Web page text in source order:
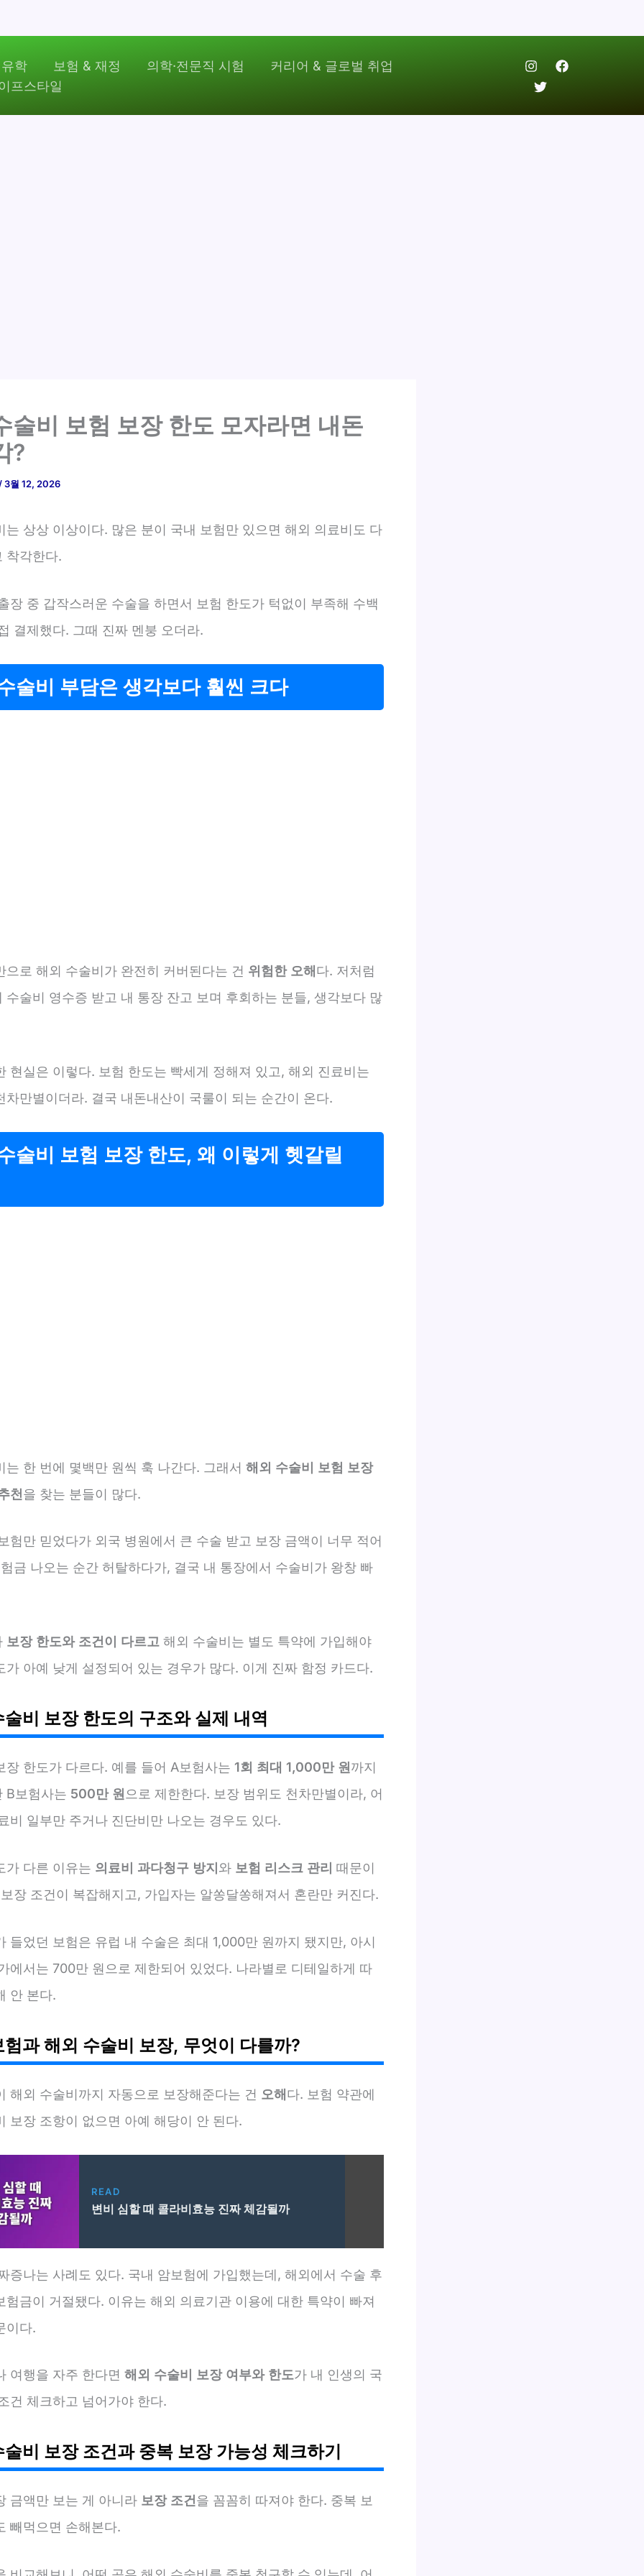
학 보험 & 재정 의학·전문직 시험
커리어 & 글로벌 취업
프스타일
술비 보험 보장 한도 모자라면 내돈
?
3월 12, 2026
는 상상 이상이다. 많은 분이 국내 보험만 있으면 해외 의료비도 다
착각한다.
장 중 갑작스러운 수술을 하면서 보험 한도가 턱없이 부족해 수백
결제했다. 그때 진짜 멘붕 오더라.
술비 부담은 생각보다 훨씬 크다
으로 해외 수술비가 완전히 커버된다는 건 위험한 오해다. 저처럼
수술비 영수증 받고 내 통장 잔고 보며 후회하는 분들, 생각보다 많
현실은 이렇다. 보험 한도는 빡세게 정해져 있고, 해외 진료비는
차만별이더라. 결국 내돈내산이 국룰이 되는 순간이 온다.
술비 보험 보장 한도, 왜 이렇게 헷갈릴
는 한 번에 몇백만 원씩 훅 나간다. 그래서 해외 수술비 보험 보장
천을 찾는 분들이 많다.
험만 믿었다가 외국 병원에서 큰 수술 받고 보장 금액이 너무 적어
금 나오는 순간 허탈하다가, 결국 내 통장에서 수술비가 왕창 빠
보장 한도와 조건이 다르고 해외 수술비는 별도 특약에 가입해야
가 아예 낮게 설정되어 있는 경우가 많다. 이게 진짜 함정 카드다.
비 보장 한도의 구조와 실제 내역
장 한도가 다르다. 예를 들어 A보험사는 1회 최대 1,000만 원 까지
B보험사는 500만 원 으로 제한한다. 보장 범위도 천차만별이라, 어
비 일부만 주거나 진단비만 나오는 경우도 있다.
가 다른 이유는 의료비 과다청구 방지 와 보험 리스크 관리 때문이
장 조건이 복잡해지고, 가입자는 알쏭달쏭해져서 혼란만 커진다.
들었던 보험은 유럽 내 수술은 최대 1,000만 원까지 됐지만, 아시
에서는 700만 원으로 제한되어 있었다. 나라별로 디테일하게 따
안 본다.
험과 해외 수술비 보장, 무엇이 다를까?
해외 수술비까지 자동으로 보장해준다는 건 오해다. 보험 약관에
보장 조항이 없으면 아예 해당이 안 된다.
READ
변비 심할 때 콜라비효능 진짜 체감될까
증나는 사례도 있다. 국내 암보험에 가입했는데, 해외에서 수술 후
험금이 거절됐다. 이유는 해외 의료기관 이용에 대한 특약이 빠져
이다.
여행을 자주 한다면 해외 수술비 보장 여부와 한도가 내 인생의 국
건 체크하고 넘어가야 한다.
비 보장 조건과 중복 보장 가능성 체크하기
금액만 보는 게 아니라 보장 조건을 꼼꼼히 따져야 한다. 중복 보
빼먹으면 손해본다.